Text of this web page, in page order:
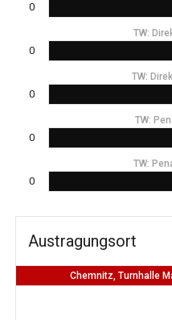
0
TW:
0
TW:
0
TW:
0
TW:
0
Austragungsort
Chemnitz, Turnhalle